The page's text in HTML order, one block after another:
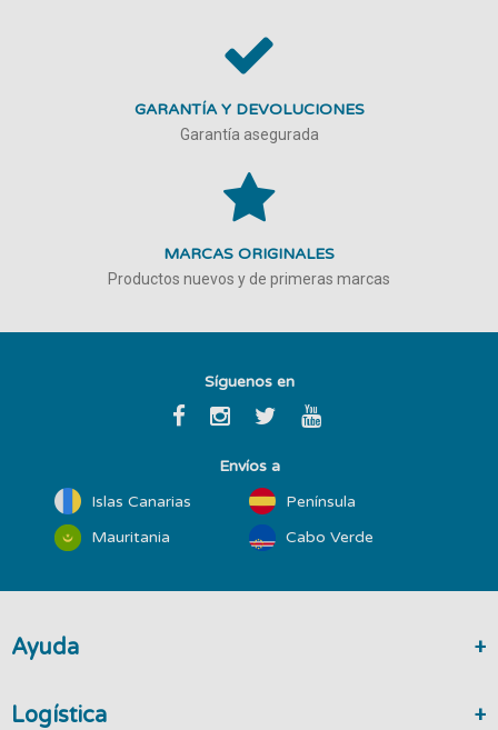
GARANTÍA Y DEVOLUCIONES
Garantía asegurada
MARCAS ORIGINALES
Productos nuevos y de primeras marcas
Síguenos en
Envíos a
Islas Canarias
Península
Mauritania
Cabo Verde
Ayuda
Logística